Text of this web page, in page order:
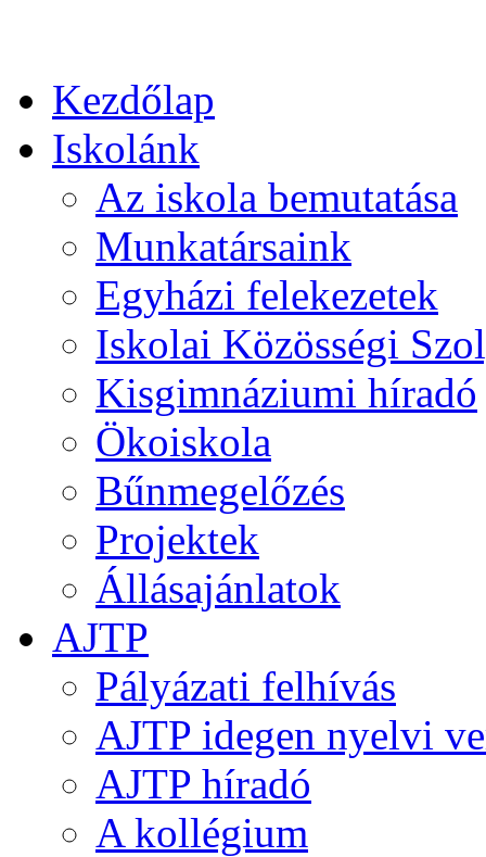
Kezdőlap
Iskolánk
Az iskola bemutatása
Munkatársaink
Egyházi felekezetek
Iskolai Közösségi
Kisgimnáziumi híradó
Ökoiskola
Bűnmegelőzés
Projektek
Állásajánlatok
AJTP
Pályázati felhívás
AJTP idegen nyelvi
AJTP híradó
A kollégium